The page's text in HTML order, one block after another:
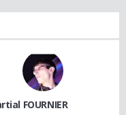
FOURNIER